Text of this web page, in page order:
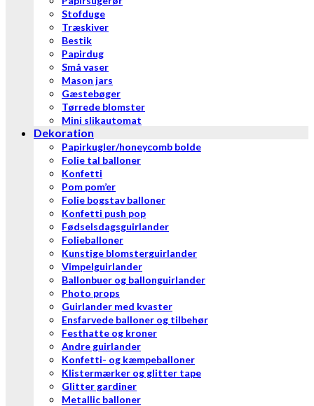
Stofduge
Træskiver
Bestik
Papirdug
Små vaser
Mason jars
Gæstebøger
Tørrede blomster
Mini slikautomat
Dekoration
Papirkugler/honeycomb bolde
Folie tal balloner
Konfetti
Pom pom’er
Folie bogstav balloner
Konfetti push pop
Fødselsdagsguirlander
Folieballoner
Kunstige blomsterguirlander
Vimpelguirlander
Ballonbuer og ballonguirlander
Photo props
Guirlander med kvaster
Ensfarvede balloner og tilbehør
Festhatte og kroner
Andre guirlander
Konfetti- og kæmpeballoner
Klistermærker og glitter tape
Glitter gardiner
Metallic balloner